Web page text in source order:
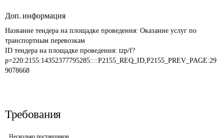
Доп. информация
Название тендера на площадке проведения: Оказание услуг по
транспортным перевозкам
ID тендера на площадке проведения: tzp/f?
p=220:2155:14352377795285::::P2155_REQ_ID,P2155_PREV_PAGE:29
9078668
Требования
Несколько поставщиков